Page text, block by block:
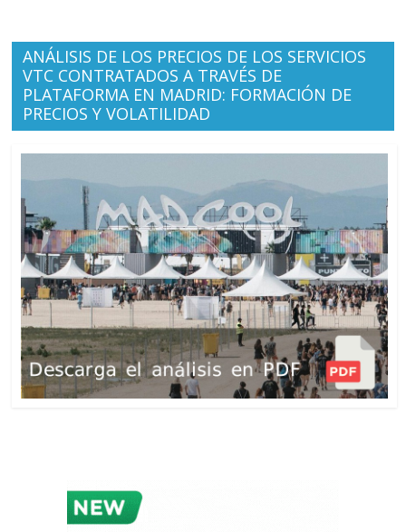
ANÁLISIS DE LOS PRECIOS DE LOS SERVICIOS
VTC CONTRATADOS A TRAVÉS DE
PLATAFORMA EN MADRID: FORMACIÓN DE
PRECIOS Y VOLATILIDAD